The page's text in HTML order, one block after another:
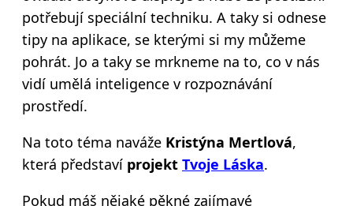
potřebují speciální techniku. A taky si odnese
tipy na aplikace, se kterými si my můžeme
pohrát. Jo a taky se mrkneme na to, co v nás
vidí umělá inteligence v rozpoznávání
prostředí.
Na toto téma naváže Kristýna Mertlová,
která představí projekt Tvoje Láska.
Pokud máš nějaké pěkné zajímavé